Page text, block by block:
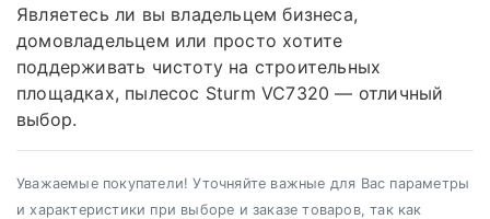
Являетесь ли вы владельцем бизнеса,
домовладельцем или просто хотите
поддерживать чистоту на строительных
площадках, пылесос Sturm VC7320 — отличный
выбор.
Уважаемые покупатели! Уточняйте важные для Вас параметры
и характеристики при выборе и заказе товаров, так как